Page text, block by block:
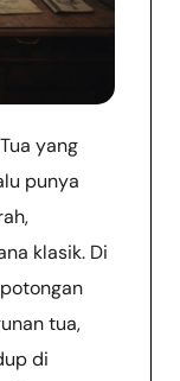
yang
punya
klasik. Di
tua,
di